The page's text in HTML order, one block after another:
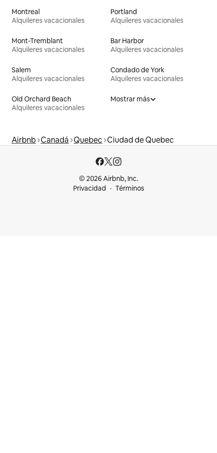
Montreal
Alquileres vacacionales
Portland
Alquileres vacacionales
Mont-Tremblant
Alquileres vacacionales
Bar Harbor
Alquileres vacacionales
Salem
Alquileres vacacionales
Condado de York
Alquileres vacacionales
Old Orchard Beach
Alquileres vacacionales
Mostrar más
Airbnb Canadá Quebec Ciudad de Quebec
© 2026 Airbnb, Inc.
Privacidad
Términos